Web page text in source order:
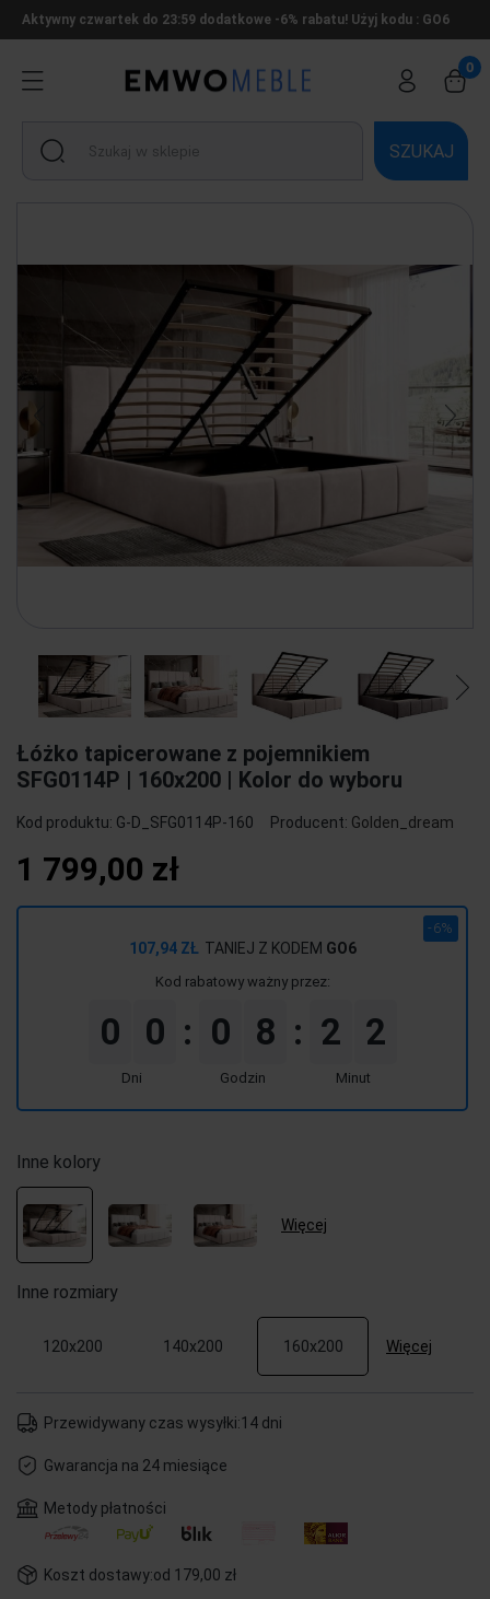
Aktywny czwartek do 23:59 dodatkowe -6% rabatu! Użyj kodu : GO6
SZUKAJ
Łóżko tapicerowane z pojemnikiem
SFG0114P | 160x200 | Kolor do wyboru
Kod produktu: G-D_SFG0114P-160 Producent: Golden_dream
1 799,00 zł
107,94 ZŁ TANIEJ Z KODEM GO6
Kod rabatowy ważny przez:
-6%
0 0
Dni
: 0 8
Godzin
: 2 2
Minut
Inne kolory
Więcej
Inne rozmiary
120x200 140x200 160x200 Więcej
Przewidywany czas wysyłki:14 dni
Gwarancja na 24 miesiące
Metody płatności
Koszt dostawy:od 179,00 zł